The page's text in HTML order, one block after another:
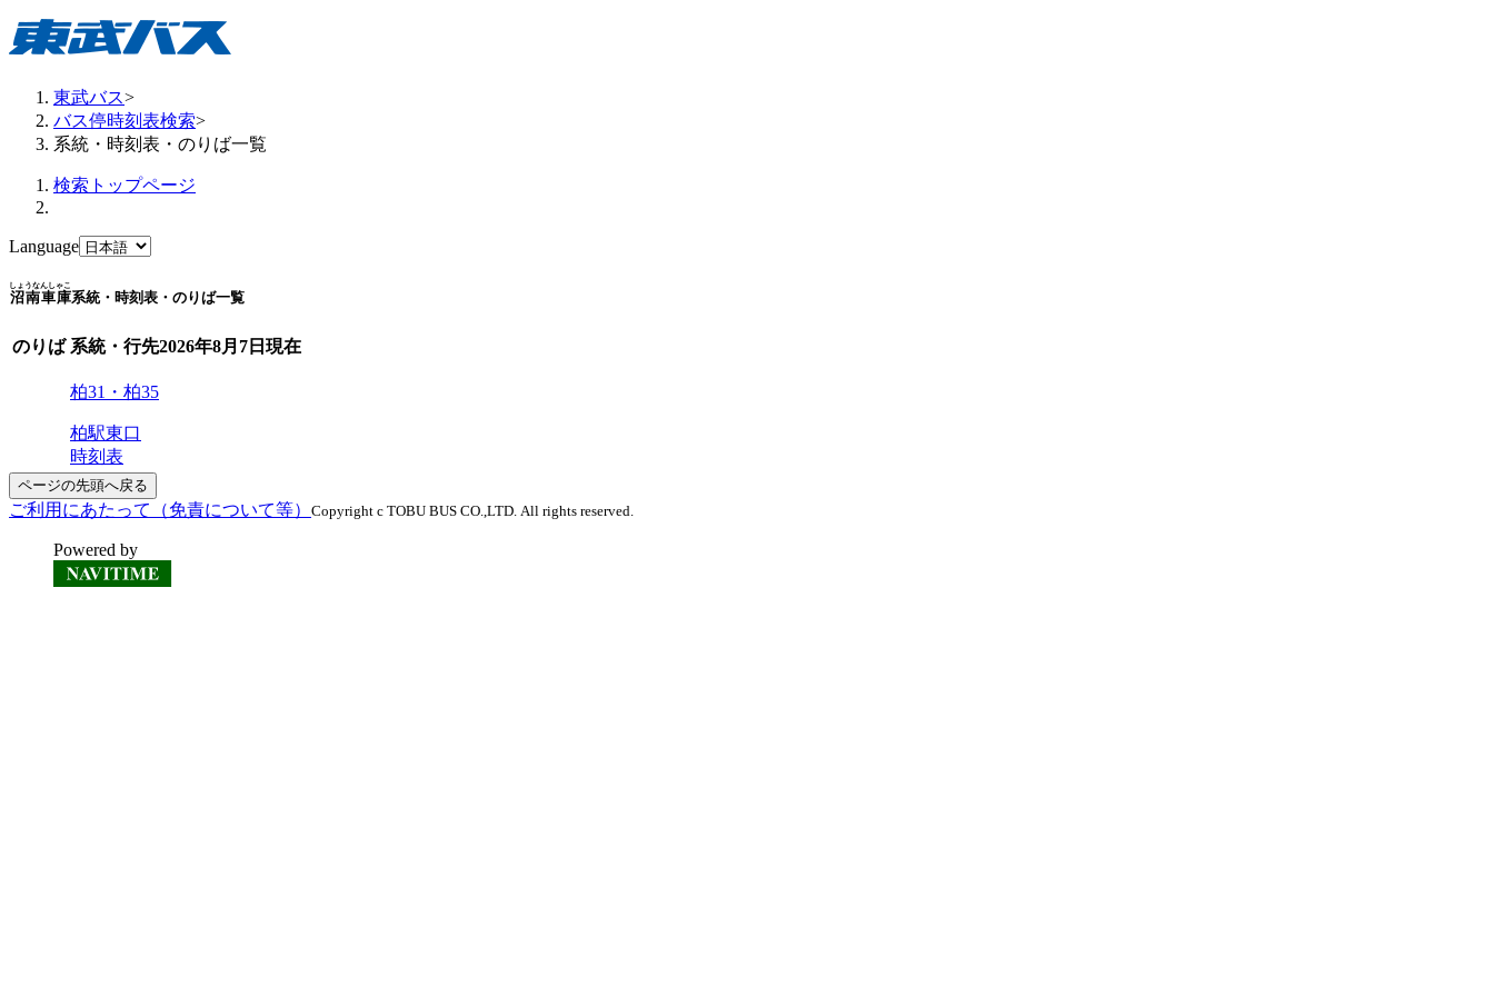
東武バス>
バス停時刻表検索>
系統・時刻表・のりば一覧
検索トップページ
Language
沼南車庫
しょうなんしゃこ
系統・時刻表・のりば一覧
のりば 系統・行先2026年8月7日 現在
柏31・柏35
柏駅東口
時刻表
ページの先頭へ戻る
ご利用にあたって（免責について等） Copyright c TOBU BUS CO.,LTD. All rights reserved.
Powered by